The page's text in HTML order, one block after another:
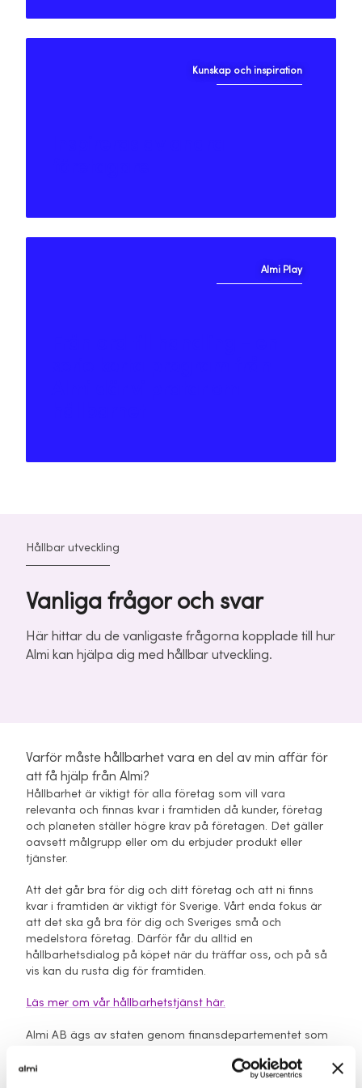
Kunskap och inspiration
Almi Play
Vanliga frågor och svar
Hållbar utveckling
Här hittar du de vanligaste frågorna kopplade till hur
Almi kan hjälpa dig med hållbar utveckling.
Varför måste hållbarhet vara en del av min affär för
att få hjälp från Almi?
Hållbarhet är viktigt för alla företag som vill vara
relevanta och finnas kvar i framtiden då kunder, företag
och planeten ställer högre krav på företagen. Det gäller
oavsett målgrupp eller om du erbjuder produkt eller
tjänster.
Att det går bra för dig och ditt företag och att ni finns
kvar i framtiden är viktigt för Sverige. Vårt enda fokus är
att det ska gå bra för dig och Sveriges små och
medelstora företag. Därför får du alltid en
hållbarhetsdialog på köpet när du träffar oss, och på så
vis kan du rusta dig för framtiden.
Läs mer om vår hållbarhetstjänst här.
Almi AB ägs av staten genom finansdepartementet som
med mera.
Här kan du ta del av senaste